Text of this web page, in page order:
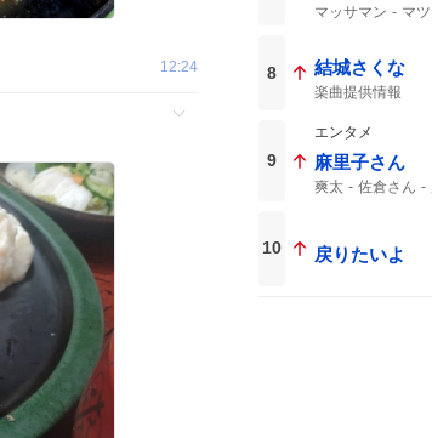
12:24
マッサマン マ
8 結城さくな
楽曲提供情報
9
エンタメ
麻里子さん
爽太 佐倉さん
10 戻りたいよ